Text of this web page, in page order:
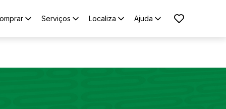
Serviços Localiza Ajuda